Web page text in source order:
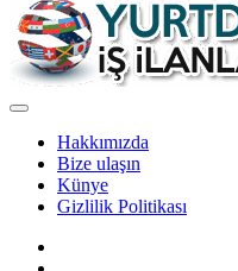
Hakkımızda
Bize ulaşın
Künye
Gizlilik Politikası